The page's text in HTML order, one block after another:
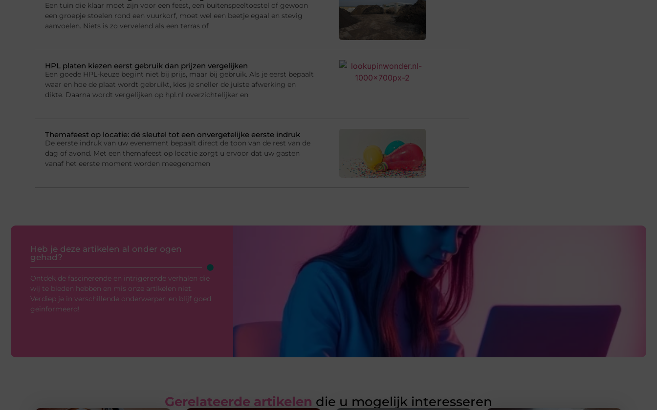
Een tuin die klaar moet zijn voor een feest, een buitenspeeltoestel of gewoon
een groepje stoelen rond een vuurkorf, moet wel een beetje egaal en stevig
aanvoelen. Niets is zo vervelend als een terras of
HPL platen kiezen eerst gebruik dan prijzen vergelijken
Een goede HPL-keuze begint niet bij prijs, maar bij gebruik. Als je eerst bepaalt
waar en hoe de plaat wordt gebruikt, kies je sneller de juiste afwerking en
dikte. Daarna wordt vergelijken op hpl.nl overzichtelijker en
Themafeest op locatie: dé sleutel tot een onvergetelijke eerste indruk
De eerste indruk van uw evenement bepaalt direct de toon van de rest van de
dag of avond. Met een themafeest op locatie zorgt u ervoor dat uw gasten
vanaf het eerste moment worden meegenomen
Heb je deze artikelen al onder ogen
gehad?
Ontdek de fascinerende en intrigerende verhalen die
wij te bieden hebben en mis onze artikelen niet.
Verdiep je in verschillende onderwerpen en blijf goed
geïnformeerd!
Gerelateerde artikelen die u mogelijk interesseren